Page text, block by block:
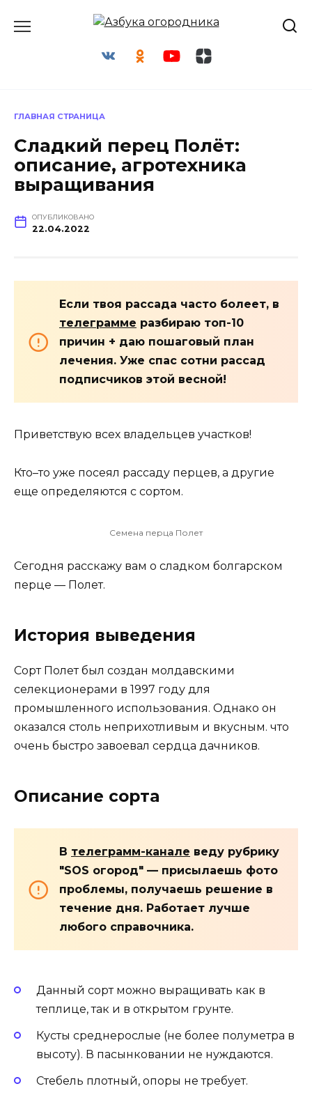
ГЛАВНАЯ СТРАНИЦА
Сладкий перец Полёт:
описание, агротехника
выращивания
ОПУБЛИКОВАНО
22.04.2022
Если твоя рассада часто болеет, в
телеграмме разбираю топ-10
причин + даю пошаговый план
лечения. Уже спас сотни рассад
подписчиков этой весной!
Приветствую всех владельцев участков!
Кто–то уже посеял рассаду перцев, а другие
еще определяются с сортом.
Семена перца Полет
Сегодня расскажу вам о сладком болгарском
перце — Полет.
История выведения
Сорт Полет был создан молдавскими
селекционерами в 1997 году для
промышленного использования. Однако он
оказался столь неприхотливым и вкусным. что
очень быстро завоевал сердца дачников.
Описание сорта
В телеграмм-канале веду рубрику
"SOS огород" — присылаешь фото
проблемы, получаешь решение в
течение дня. Работает лучше
любого справочника.
Данный сорт можно выращивать как в
теплице, так и в открытом грунте.
Кусты среднерослые (не более полуметра в
высоту). В пасынковании не нуждаются.
Стебель плотный, опоры не требует.